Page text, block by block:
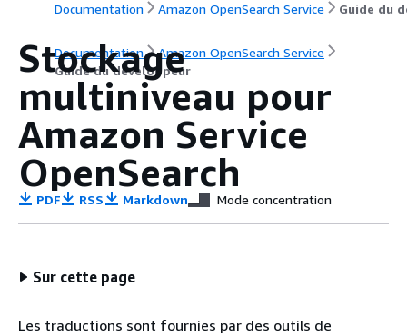
Documentation Amazon OpenSearch Service
Documentation
Amazon OpenSearch Service
Guide du développeur
Stockage
multiniveau pour
Amazon Service
OpenSearch
PDF RSS Markdown Mode concentration
Sur cette page
Les traductions sont fournies par des outils de